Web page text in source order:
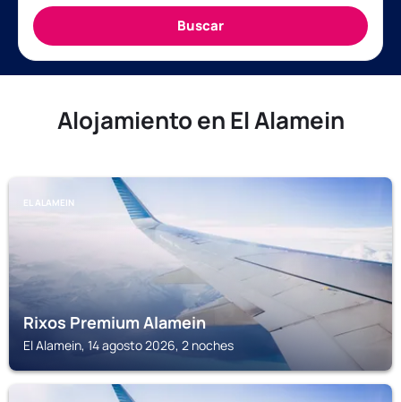
Alojamiento en El Alamein
EL ALAMEIN
Rixos Premium Alamein
El Alamein, 14 agosto 2026, 2 noches